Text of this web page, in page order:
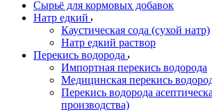
Сырьё для кормовых добавок
Натр едкий
Каустическая сода (сухой натр)
Натр едкий раствор
Перекись водорода
Импортная перекись водорода
Медицинская перекись
Перекись водорода
производства)